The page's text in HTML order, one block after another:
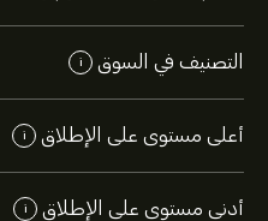
التصنيف في السوق i
أعلى مستوى على الإطلاق i
أدنى مستوى على الإطلاق i